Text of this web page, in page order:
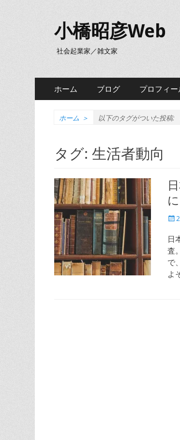
小橋昭彦Web
社会起業家／雑文家
メ
イ
ニ
ー
ホーム ブログ プロフィー
ホーム ＞ 以下のタグがついた投稿:
タグ: 生活者動向
投
日
日
査
で
よ